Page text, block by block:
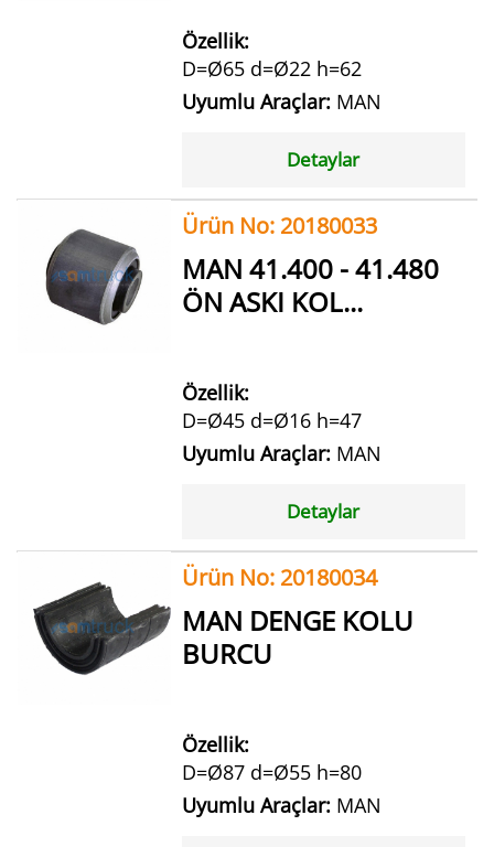
Özellik:
D=Ø65 d=Ø22 h=62
Uyumlu Araçlar: MAN
Detaylar
Ürün No: 20180033
MAN 41.400 - 41.480
ÖN ASKI KOL...
Özellik:
D=Ø45 d=Ø16 h=47
Uyumlu Araçlar: MAN
Detaylar
Ürün No: 20180034
MAN DENGE KOLU
BURCU
Özellik:
D=Ø87 d=Ø55 h=80
Uyumlu Araçlar: MAN